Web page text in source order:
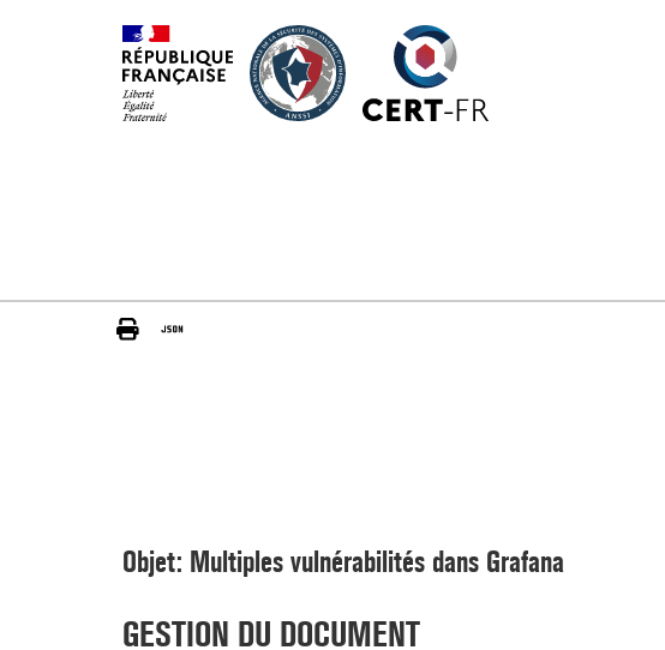
Objet: Multiples vulnérabilités dans Grafana
GESTION DU DOCUMENT